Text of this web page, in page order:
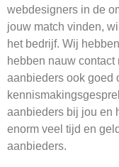
webdesigners in de
jouw match vinden,
het bedrijf. Wij
hebben nauw contact
aanbieders ook goed
aanbieders bij jou en
enorm veel tijd en
aanbieders.